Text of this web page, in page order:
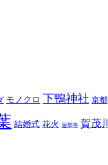
モノクロ 下鴨神社 京都
結婚式 花火 蓮華寺 賀茂川